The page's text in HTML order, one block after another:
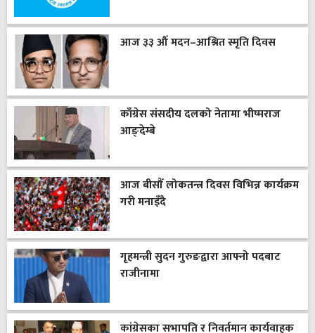
आज ३३ औँ मदन–आश्रित स्मृति दिवस
काँग्रेस संसदीय दलको नेतामा भीष्मराज
आङ्देम्बे
आज बीसौँ लोकतन्त्र दिवस विभिन्न कार्यक्रम
गरी मनाइँदै
गृहमन्त्री सुदन गुरुङद्वारा आफ्नो पदबाट
राजीनामा
कांग्रेसका सभापति र निवर्तमान कार्यवाहक